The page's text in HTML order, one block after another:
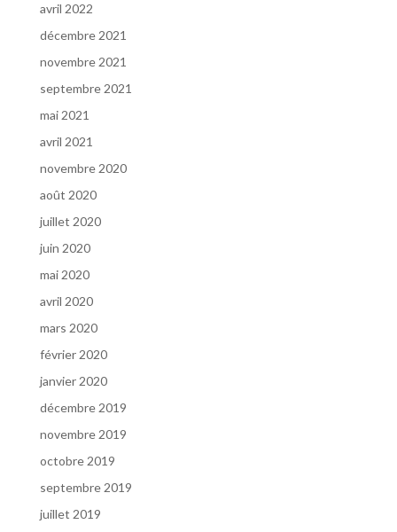
avril 2022
décembre 2021
novembre 2021
septembre 2021
mai 2021
avril 2021
novembre 2020
août 2020
juillet 2020
juin 2020
mai 2020
avril 2020
mars 2020
février 2020
janvier 2020
décembre 2019
novembre 2019
octobre 2019
septembre 2019
juillet 2019